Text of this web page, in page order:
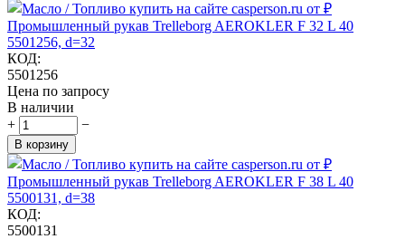
Промышленный рукав Trelleborg AEROKLER F 32 L 40
5501256, d=32
КОД:
5501256
Цена по запросу
В наличии
+
−
В корзину
Промышленный рукав Trelleborg AEROKLER F 38 L 40
5500131, d=38
КОД:
5500131